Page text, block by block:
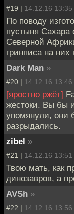
#19 | 14.12.16 13:35
По поводу
пустыня Сахара
Северной
гринписа на
Dark Man »
#20 | 14.12.16 13:46
[яростно ржёт]
жестоки. Вы бы
упомянули, они
разрыдались.
zibel »
#21 | 14.12.16 13:51
Твою мать, как
динозавров, а
AVSh »
#22 | 14.12.16 13:56